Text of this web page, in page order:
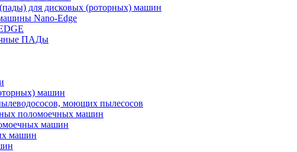
для дисковых (роторных) машин
Nano-Edge
ПАДы
машин
моющих пылесосов
поломоечных машин
машин
машин